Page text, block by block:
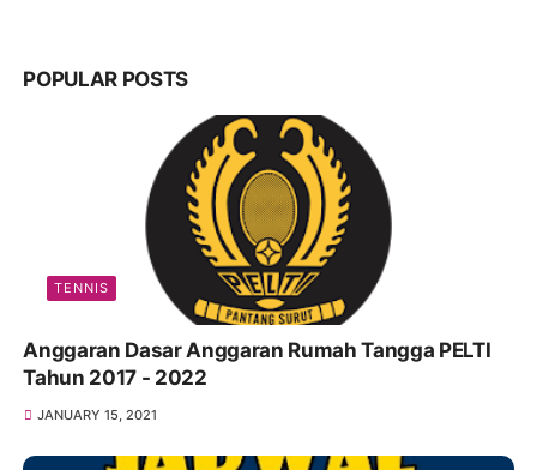
POPULAR POSTS
TENNIS
Anggaran Dasar Anggaran Rumah Tangga PELTI
Tahun 2017 - 2022
JANUARY 15, 2021